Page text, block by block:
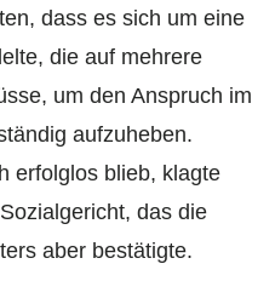
dass es sich um eine
die auf mehrere
um den Anspruch im
aufzuheben.
erfolglos blieb, klagte
das die
aber bestätigte.